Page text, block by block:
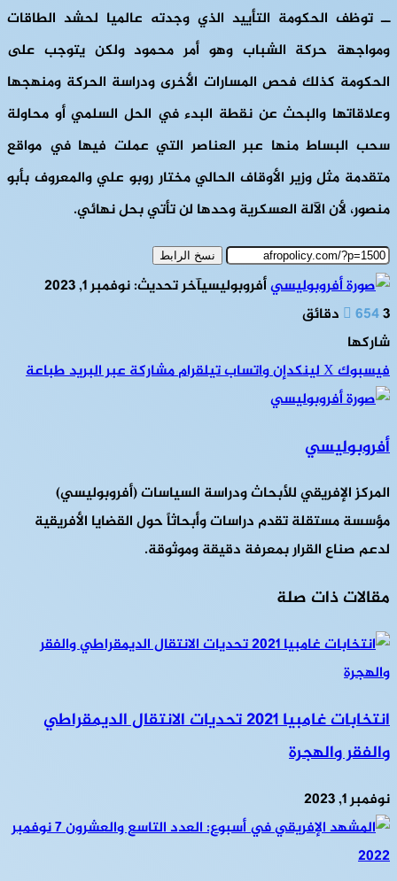
ــ توظف الحكومة التأييد الذي وجدته عالميا لحشد الطاقات
ومواجهة حركة الشباب وهو أمر محمود ولكن يتوجب على
الحكومة كذلك فحص المسارات الأخرى ودراسة الحركة ومنهجها
وعلاقاتها والبحث عن نقطة البدء في الحل السلمي أو محاولة
سحب البساط منها عبر العناصر التي عملت فيها في مواقع
متقدمة مثل وزير الأوقاف الحالي مختار روبو علي والمعروف بأبو
منصور، لأن الآلة العسكرية وحدها لن تأتي بحل نهائي.
نسخ الرابط
أفروبوليسيآخر تحديث: نوفمبر 1, 2023
6543 دقائق
شاركها
فيسبوك‫Xلينكدإنواتسابتيلقراممشاركة عبر البريدطباعة
أفروبوليسي
المركز الإفريقي للأبحاث ودراسة السياسات (أفروبوليسي)
مؤسسة مستقلة تقدم دراسات وأبحاثاً حول القضايا الأفريقية
لدعم صناع القرار بمعرفة دقيقة وموثوقة.
مقالات ذات صلة
انتخابات غامبيا 2021 تحديات الانتقال الديمقراطي
والفقر والهجرة
نوفمبر 1, 2023